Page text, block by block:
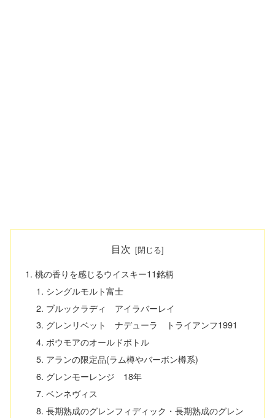
目次
桃の香りを感じるウイスキー11銘柄
シングルモルト富士
ブルックラディ アイラバーレイ
グレンリベット ナデューラ トライアンフ1991
ボウモアのオールドボトル
アランの限定品(ラム樽やバーボン樽系)
グレンモーレンジ 18年
ベンネヴィス
長期熟成のグレンフィディック・長期熟成のグレン